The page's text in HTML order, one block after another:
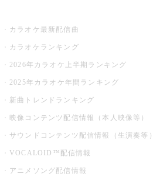
カラオケ最新配信曲
カラオケランキング
2026年カラオケ上半期ランキング
2025年カラオケ年間ランキング
新曲トレンドランキング
映像コンテンツ配信情報（本人映像等）
サウンドコンテンツ配信情報（生演奏等）
VOCALOID™配信情報
アニメソング配信情報